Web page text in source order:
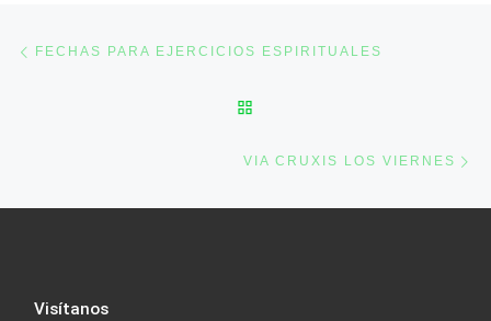
Post navigation
FECHAS PARA EJERCICIOS ESPIRITUALES
VIA CRUXIS LOS VIERNES
Visítanos